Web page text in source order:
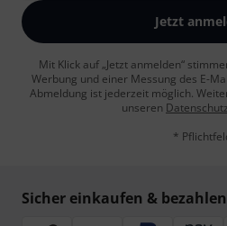
Jetzt
Mit Klick auf „Jetzt anmelden“
Werbung und einer Messung des E-
Abmeldung ist jederzeit möglich.
unseren
*
Sicher einkaufen & bezahlen